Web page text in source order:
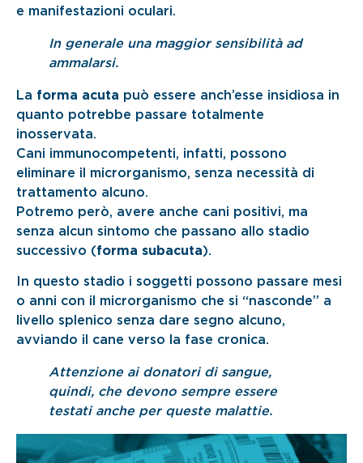
e manifestazioni oculari.
In generale una maggior sensibilità ad
ammalarsi.
La forma acuta può essere anch’esse insidiosa in
quanto potrebbe passare totalmente
inosservata.
Cani immunocompetenti, infatti, possono
eliminare il microrganismo, senza necessità di
trattamento alcuno.
Potremo però, avere anche cani positivi, ma
senza alcun sintomo che passano allo stadio
successivo (forma subacuta).
In questo stadio i soggetti possono passare mesi
o anni con il microrganismo che si “nasconde” a
livello splenico senza dare segno alcuno,
avviando il cane verso la fase cronica.
Attenzione ai donatori di sangue,
quindi, che devono sempre essere
testati anche per queste malattie.